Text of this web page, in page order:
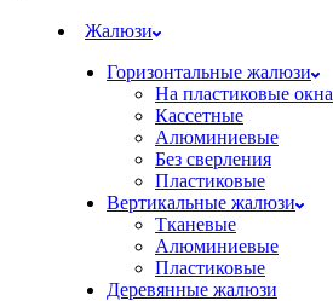
Жалюзи
Горизонтальные жалюзи
На пластиковые окна
Кассетные
Алюминиевые
Без сверления
Пластиковые
Вертикальные жалюзи
Тканевые
Алюминиевые
Пластиковые
Деревянные жалюзи